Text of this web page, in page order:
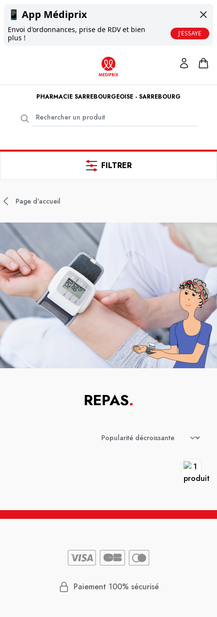
📱 App Médiprix
Envoi d'ordonnances, prise de RDV et bien
plus !
J'ESSAYE
PHARMACIE SARREBOURGEOISE - SARREBOURG
FILTRER
Page d'accueil
REPAS.
Paiement 100% sécurisé